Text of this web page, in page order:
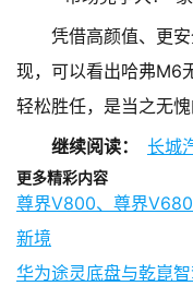
凭借高颜值、更
现，可以看出哈弗M6
轻松胜任，是当之无愧
继续阅读：
长城
更多精彩内容
尊界V800、尊界
新境
华为途灵底盘与乾崑